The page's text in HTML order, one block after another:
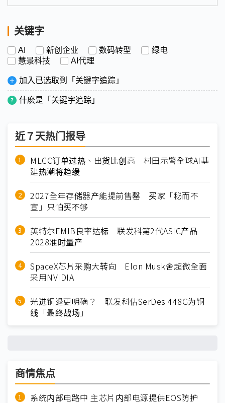
关键字
AI 新创企业 数码转型
绿电
慧景科技
AI代理
加入已选取到「关键字追踪」
什麽是「关键字追踪」
近７天热门报导
MLCC订单过热、出货比创高 村田示警全球AI基
建热潮将趋缓
2027全年存储器产能提前售罄 买家「秘而不
宣」只怕买不够
英特尔EMIB良率达标 联发科第2代ASIC产品
2028准时量产
SpaceX芯片采购大转向 Elon Musk舍超微全面
采用NVIDIA
光进铜退更明确？ 联发科估SerDes 448G为铜
线「最终战场」
商情焦点
系统内部电路中 主芯片内部电源提供EOS防护